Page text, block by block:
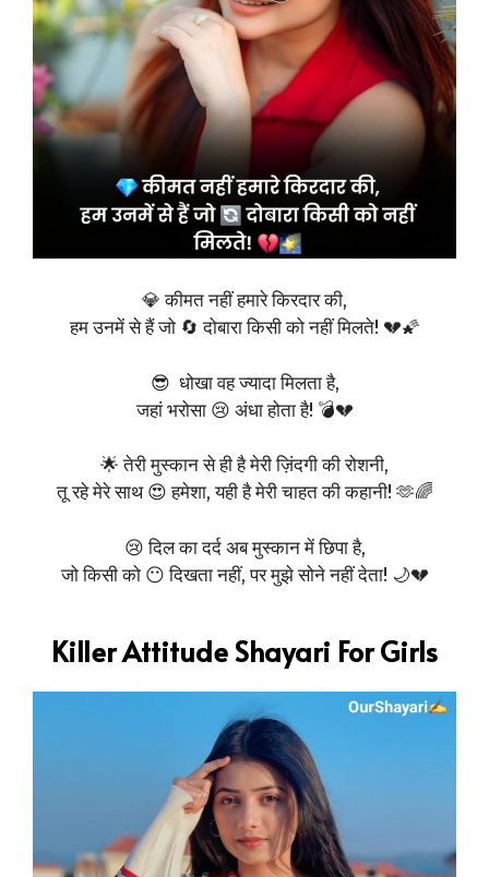
💎 कीमत नहीं हमारे किरदार की,
हम उनमें से हैं जो 🔄 दोबारा किसी को नहीं मिलते! 💔🌠
😎 धोखा वह ज्यादा मिलता है,
जहां भरोसा 😢 अंधा होता है! 💣💔
🌟 तेरी मुस्कान से ही है मेरी ज़िंदगी की रोशनी,
तू रहे मेरे साथ 😍 हमेशा, यही है मेरी चाहत की कहानी! 🫶🌈
😢 दिल का दर्द अब मुस्कान में छिपा है,
जो किसी को 😶 दिखता नहीं, पर मुझे सोने नहीं देता! 🌙💔
Killer Attitude Shayari For Girls